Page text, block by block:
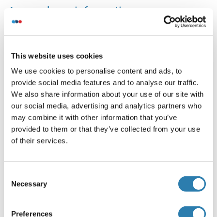
This website uses cookies
We use cookies to personalise content and ads, to
provide social media features and to analyse our traffic.
We also share information about your use of our site with
our social media, advertising and analytics partners who
may combine it with other information that you’ve
provided to them or that they’ve collected from your use
of their services.
Selection
Necessary
Preferences
Anwendungsinformationen
IF(IHC-F) 1:50-200
IF(ICC) 1:50-200
Beschränkungen
Nur für Forschungszwecke einsetzbar
Handhabung
(ausblenden)
Konzentration